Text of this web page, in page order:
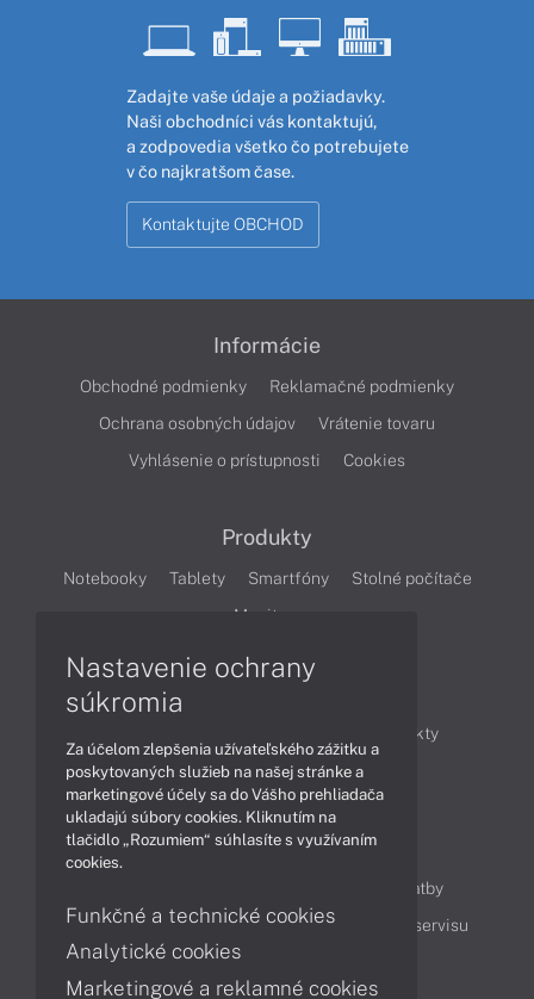
Zadajte vaše údaje a požiadavky.
Naši obchodníci vás kontaktujú,
a zodpovedia všetko čo potrebujete
v čo najkratšom čase.
Kontaktujte OBCHOD
Informácie
Obchodné podmienky
Reklamačné podmienky
Ochrana osobných údajov
Vrátenie tovaru
Vyhlásenie o prístupnosti
Cookies
Produkty
Notebooky Tablety Smartfóny
Stolné počítače
Monitory
Produkty
Technológie
Videá
Obsah
Možnosti doručenia a platby
Podpora a servis
Servisné služby Cenník servisu
Nastavenie ochrany
súkromia
Za účelom zlepšenia užívateľského zážitku a
poskytovaných služieb na našej stránke a
marketingové účely sa do Vášho prehliadača
ukladajú súbory cookies. Kliknutím na
tlačidlo „Rozumiem“ súhlasíte s využívaním
cookies.
Funkčné a technické cookies
Analytické cookies
Marketingové a reklamné cookies